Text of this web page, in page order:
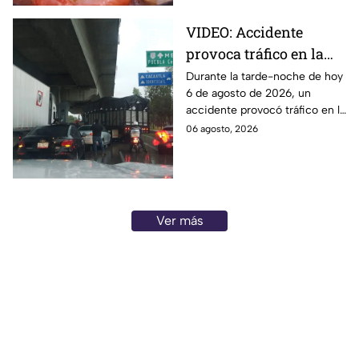
VIDEO: Accidente
provoca tráfico en la
autopista México-
Puebla HOY
Durante la tarde-noche de hoy
6 de agosto de 2026, un
accidente provocó tráfico en la
autopista México-Puebla. Aquí
06 agosto, 2026
Ver más